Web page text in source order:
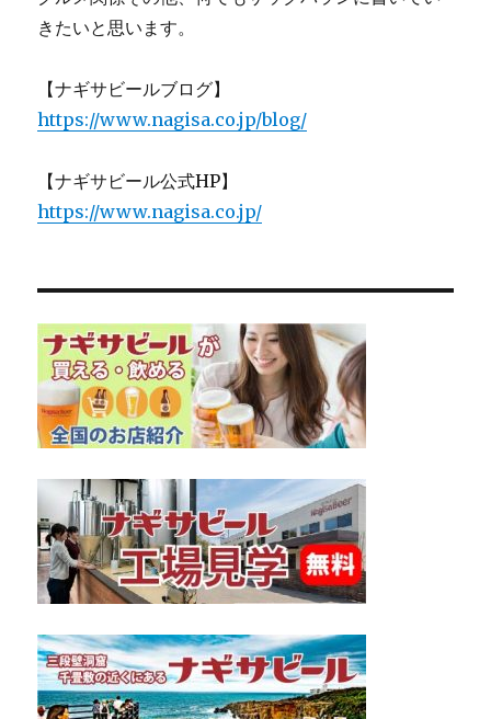
きたいと思います。
【ナギサビールブログ】
https://www.nagisa.co.jp/blog/
【ナギサビール公式HP】
https://www.nagisa.co.jp/